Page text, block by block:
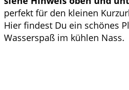
perfekt für den kleinen
Hier findest Du ein schönes
Wasserspaß im kühlen Nass.